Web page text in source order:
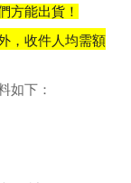
方能出貨！
，收件人均需額
如下：